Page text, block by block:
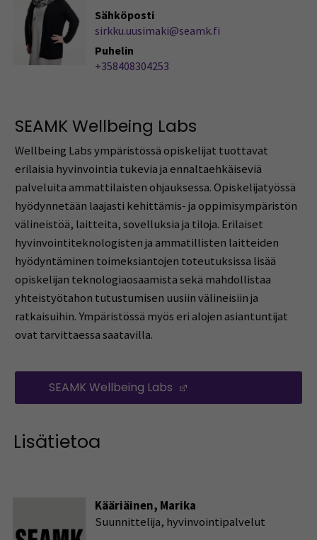
Sähköposti
sirkku.uusimaki@seamk.fi
Puhelin
+358408304253
SEAMK Wellbeing Labs
Wellbeing Labs ympäristössä opiskelijat tuottavat
erilaisia hyvinvointia tukevia ja ennaltaehkäiseviä
palveluita ammattilaisten ohjauksessa. Opiskelijatyössä
hyödynnetään laajasti kehittämis- ja oppimisympäristön
välineistöä, laitteita, sovelluksia ja tiloja. Erilaiset
hyvinvointiteknologisten ja ammatillisten laitteiden
hyödyntäminen toimeksiantojen toteutuksissa lisää
opiskelijan teknologiaosaamista sekä mahdollistaa
yhteistyötahon tutustumisen uusiin välineisiin ja
ratkaisuihin. Ympäristössä myös eri alojen asiantuntijat
ovat tarvittaessa saatavilla.
SEAMK Wellbeing Labs
Lisätietoa
Kääriäinen, Marika
Suunnittelija, hyvinvointipalvelut